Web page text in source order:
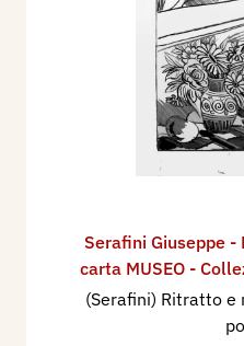
Serafini Giuseppe -
carta MUSEO -
(Serafini) Ritratto e